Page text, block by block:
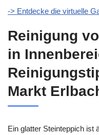
-> Entdecke die virtuelle
Reinigung
in
Markt
Ein glatter Steinteppich ist